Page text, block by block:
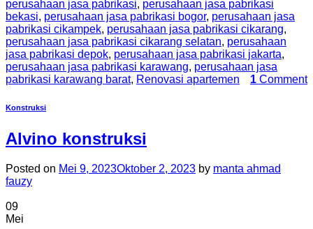
perusahaan jasa pabrikasi, perusahaan jasa pabrikasi
bekasi, perusahaan jasa pabrikasi bogor, perusahaan jasa
pabrikasi cikampek, perusahaan jasa pabrikasi cikarang,
perusahaan jasa pabrikasi cikarang selatan, perusahaan
jasa pabrikasi depok, perusahaan jasa pabrikasi jakarta,
perusahaan jasa pabrikasi karawang, perusahaan jasa
pabrikasi karawang barat, Renovasi apartemen 1 Comment
Konstruksi
Alvino konstruksi
Posted on Mei 9, 2023Oktober 2, 2023 by manta ahmad
fauzy
09
Mei